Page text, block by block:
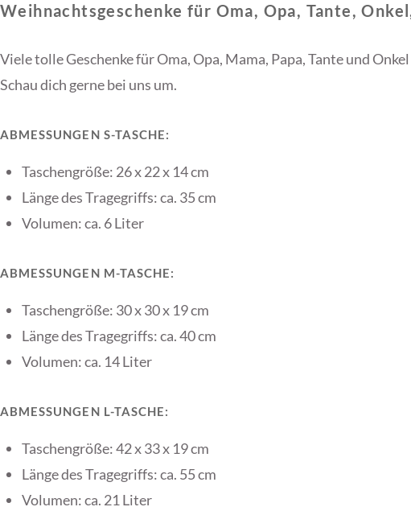
Weihnachtsgeschenke für Oma, Opa, Tante,
Viele tolle Geschenke für Oma, Opa, Mama, Papa, Tante und
Schau dich gerne bei uns um.
ABMESSUNGEN S-TASCHE:
Taschengröße: 26 x 22 x 14 cm
Länge des Tragegriffs: ca. 35 cm
Volumen: ca. 6 Liter
ABMESSUNGEN M-TASCHE:
Taschengröße: 30 x 30 x 19 cm
Länge des Tragegriffs: ca. 40 cm
Volumen: ca. 14 Liter
ABMESSUNGEN L-TASCHE:
Taschengröße: 42 x 33 x 19 cm
Länge des Tragegriffs: ca. 55 cm
Volumen: ca. 21 Liter